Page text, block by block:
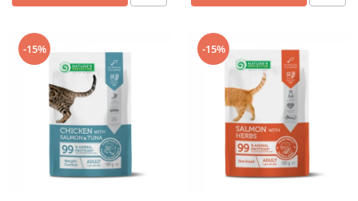
Genti, Custi Transport
Castroane, Boluri si Accesorii
Antiparazitare
Solutii educative si antistres
Lese, zgarzi si hamuri
Diete Veterinare Pisici
-15% -15%